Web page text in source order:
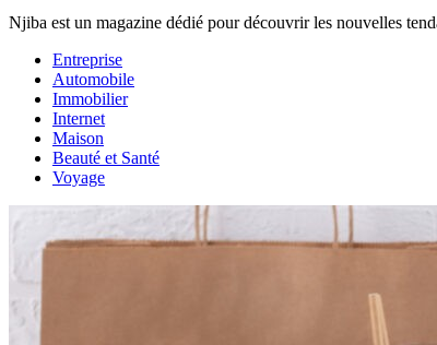
Njiba est un magazine dédié pour découvrir les nouvelles
Entreprise
Automobile
Immobilier
Internet
Maison
Beauté et Santé
Voyage